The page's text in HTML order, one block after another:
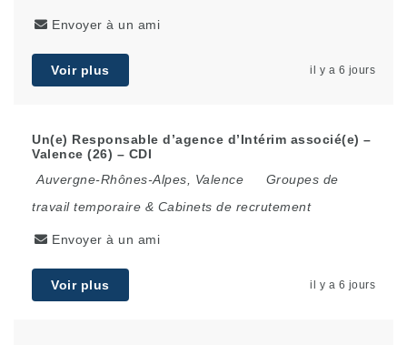
Envoyer à un ami
Voir plus il y a 6 jours
Un(e) Responsable d’agence d’Intérim associé(e) –
Valence (26) – CDI
Auvergne-Rhônes-Alpes
Valence
Groupes de
travail temporaire & Cabinets de recrutement
Envoyer à un ami
Voir plus il y a 6 jours